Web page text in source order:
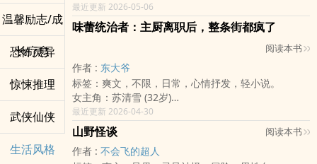
温馨励志/成
长疗愈
恐怖灵异
惊悚推理
武侠仙侠
生活风格
#失败美学
「新书连载期间，每周六早上九点准时更新！」
《翻面的蛋饼破掉了》不只是一个关于早餐店的故事，
它是一封写给所有「正在绕路的人」的情书。
它告诉观众：
三十岁还在迷惘没关系，负债没关系，把人生搞砸了也
没关系。
因为就像那块破掉的蛋饼，只要加点酱油膏（幽默感与
勇气），
它依然是热腾腾、有滋有味的。
这部作品将以轻快的节奏、写实的细节，治愈每一个在
共愤，性格幽默洒脱）。
女主角：沈冰语（24岁，南方云海市首富，高冷冰山
女神，对外杀伐果断，对苏东却是个会撒娇的小可
女反派：林雅（25岁，前校花，虚荣心爆表，后悔功
力一流）。
最近更新 2026-05-06
味蕾统治者：主厨离职后，整条街都疯了
阅读本书
作者 : 东大爷
标签：爽文，不限，日常，心情抒发，轻小说。
女主角：苏清雪 (32岁)
身份：原本是五星级饭店「金鼎轩」的灵魂主厨。十年
来守在闷热的厨房，研发出无数招牌菜。她对食材有绝
对感应，是那种「只要她动手，垃圾也能变佳肴」的神
级厨师。
最近更新 2026-04-30
山野怪谈 阅读本书
作者 : 不会飞的超人